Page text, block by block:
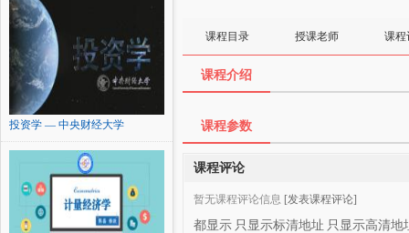
投资学 — 中央财经大学
课程目录 授课老师 课程
课程介绍
课程参数
课程评论
暂无课程评论信息 [发表课程评论]
都显示 只显示标清地址 只显示高清地